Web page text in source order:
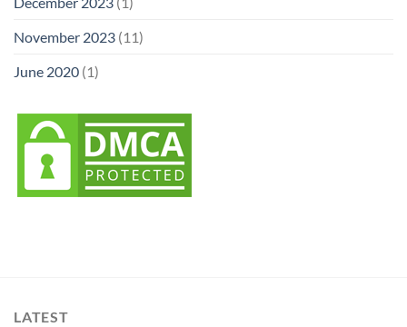
November 2023 (11)
June 2020 (1)
LATEST